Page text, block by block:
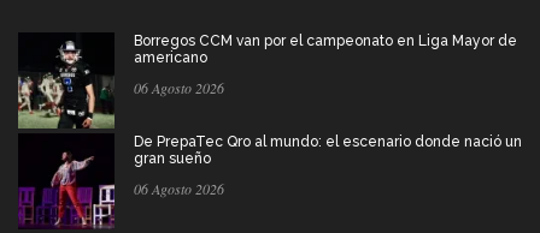
Borregos CCM van por el campeonato en Liga Mayor de
americano
06 Agosto 2026
De PrepaTec Qro al mundo: el escenario donde nació un
gran sueño
06 Agosto 2026